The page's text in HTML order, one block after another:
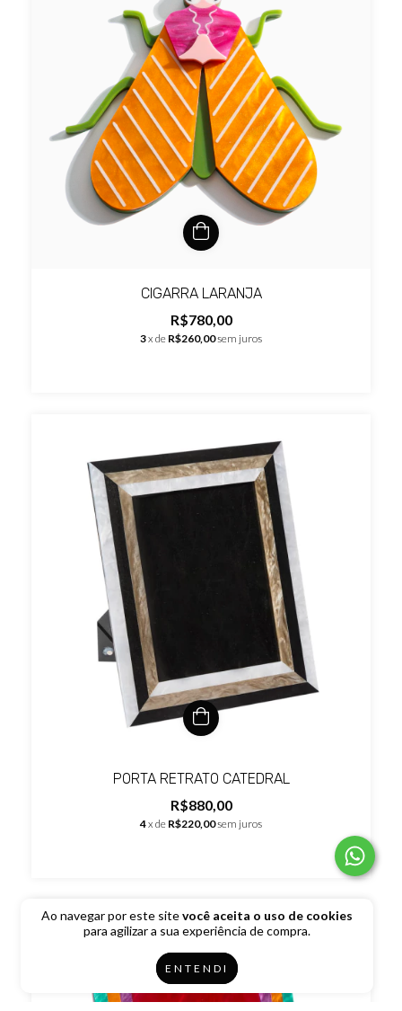
Ao navegar por este sitevocê aceita o uso de cookies
para agilizar a sua experiência de compra.
ENTENDI
CIGARRA LARANJA
R$780,00
3x de R$260,00sem juros
PORTA RETRATO CATEDRAL
R$880,00
4x de R$220,00sem juros